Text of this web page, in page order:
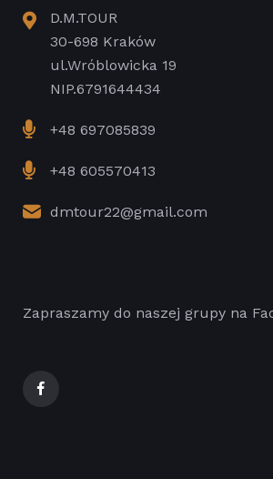
D.M.TOUR
30-698 Kraków
ul.Wróblowicka 19
NIP.6791644434
+48 697085839
+48 605570413
dmtour22@gmail.com
Zapraszamy do naszej grupy na